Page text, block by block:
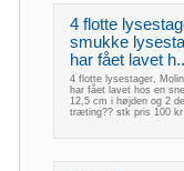
4 flotte
smukke
har fået lavet h..
4 flotte lysestager,
har fået lavet hos en
12,5 cm i højden og 2
træting?? stk pris 100